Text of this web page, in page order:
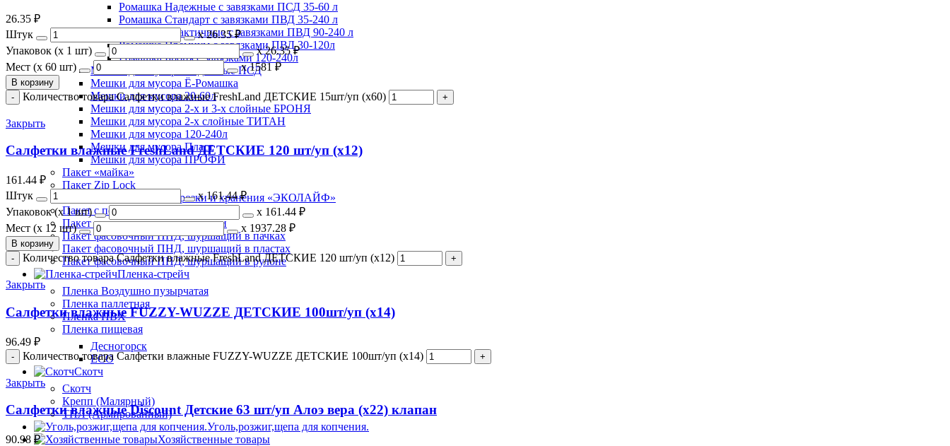
Ромашка Надежные с завязками ПСД 35-60 л
Ромашка Стандарт с завязками ПВД 35-240 л
Ромашка Практичные с завязками ПВД 90-240 л
Ромашка Премиум с завязками ПВД 30-120л
Ромашка Броня с завязками 120-240л
Мешки для мусора Надежные ПСД
Мешки для мусора Ё-Ромашка
Мешки для мусора 20-60л
Мешки для мусора 2-х и 3-х слойные БРОНЯ
Мешки для мусора 2-х слойные ТИТАН
Мешки для мусора 120-240л
Мешки для мусора Пласт
Мешки для мусора ПРОФИ
Пакет «майка»
Пакет Zip Lock
Пакет в рулоне для заморозки и хранения «ЭКОЛАЙФ»
Пакет с петлевой ручкой
Пакет с пластмассовыми ручками
Пакет фасовочный ПНД, шуршащий в пачках
Пакет фасовочный ПНД, шуршащий в пластах
Пакет фасовочный ПНД, шуршащий в рулоне
Пленка-стрейч
Пленка Воздушно пузырчатая
Пленка паллетная
Пленка ПВХ
Пленка пищевая
Десногорск
ECO
Скотч
Скотч
Крепп (Малярный)
ТПЛ (Армированный)
Уголь,розжиг,щепа для копчения.
Хозяйственные товары
26.35 ₽
Штук
х 26.35 ₽
Упаковок (x 1 шт)
х 26.35 ₽
Мест (x 60 шт)
х 1581 ₽
В корзину
Количество товара Салфетки влажные FreshLand ДЕТСКИЕ 15шт/уп (х60)
Закрыть
Салфетки влажные FreshLand ДЕТСКИЕ 120 шт/уп (х12)
161.44 ₽
Штук
х 161.44 ₽
Упаковок (x 1 шт)
х 161.44 ₽
Мест (x 12 шт)
х 1937.28 ₽
В корзину
Количество товара Салфетки влажные FreshLand ДЕТСКИЕ 120 шт/уп (х12)
Закрыть
Салфетки влажные FUZZY-WUZZE ДЕТСКИЕ 100шт/уп (х14)
96.49 ₽
Количество товара Салфетки влажные FUZZY-WUZZE ДЕТСКИЕ 100шт/уп (х14)
Закрыть
Салфетки влажные Discount Детские 63 шт/уп Алоэ вера (х22) клапан
90.98 ₽